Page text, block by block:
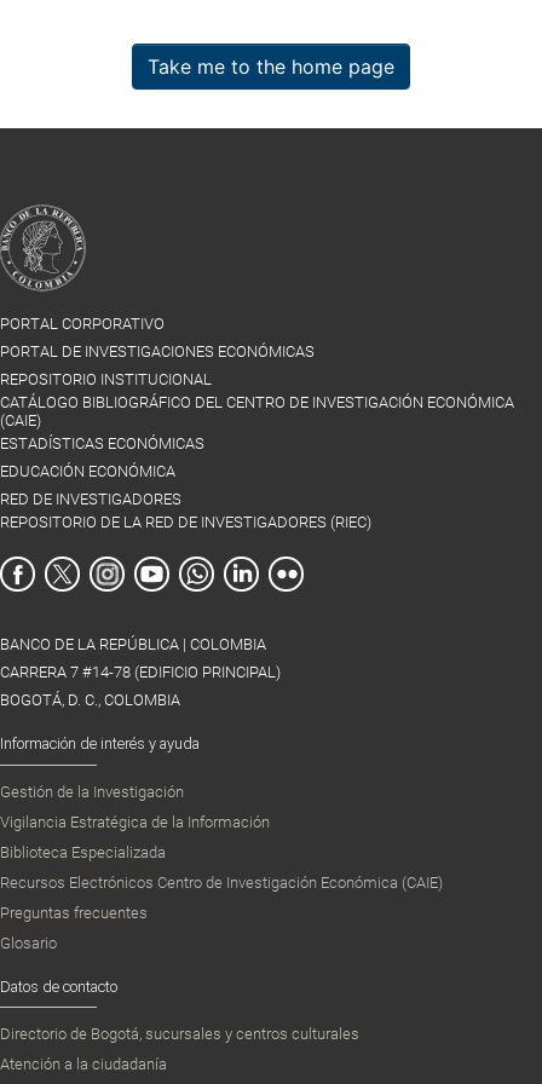
Take me to the home page
PORTAL CORPORATIVO
PORTAL DE INVESTIGACIONES ECONÓMICAS
REPOSITORIO INSTITUCIONAL
CATÁLOGO BIBLIOGRÁFICO DEL CENTRO DE INVESTIGACIÓN ECONÓMICA
(CAIE)
ESTADÍSTICAS ECONÓMICAS
EDUCACIÓN ECONÓMICA
RED DE INVESTIGADORES
REPOSITORIO DE LA RED DE INVESTIGADORES (RIEC)
BANCO DE LA REPÚBLICA | COLOMBIA
CARRERA 7 #14-78 (EDIFICIO PRINCIPAL)
BOGOTÁ, D. C., COLOMBIA
Información de interés y ayuda
Gestión de la Investigación
Vigilancia Estratégica de la Información
Biblioteca Especializada
Recursos Electrónicos Centro de Investigación Económica (CAIE)
Preguntas frecuentes
Glosario
Datos de contacto
Directorio de Bogotá, sucursales y centros culturales
Atención a la ciudadanía